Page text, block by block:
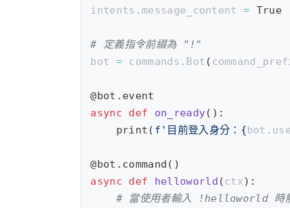
intents . message_content = True
# 定義指令前綴為 "!"
bot
= commands . Bot (
@bot.event
async
def on_ready():
print ( f '目前登入身分： {bot .
@bot.command ()
async
def helloworld (ctx):
# 當使用者輸入 !helloworld 時